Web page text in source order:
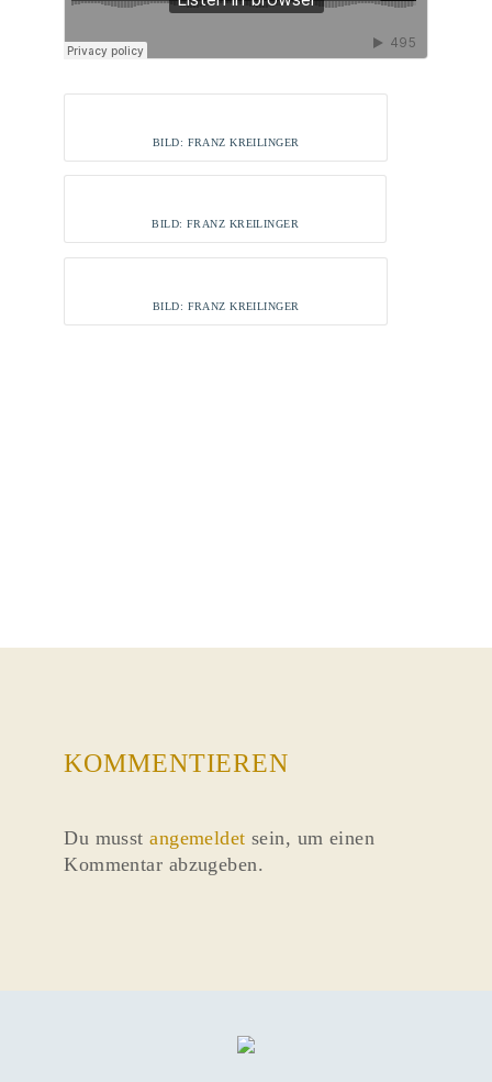
BILD: FRANZ KREILINGER
BILD: FRANZ KREILINGER
BILD: FRANZ KREILINGER
KOMMENTIEREN
Du musstangemeldet sein, um einen
Kommentar abzugeben.